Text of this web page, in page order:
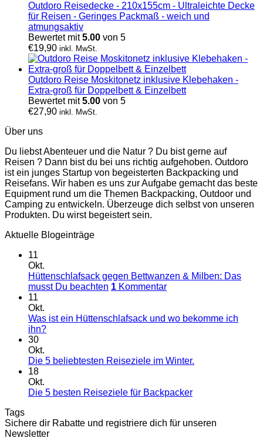
Outdoro Reisedecke - 210x155cm - Ultraleichte Decke
für Reisen - Geringes Packmaß - weich und
atmungsaktiv
Bewertet mit5.00 von 5
€19,90 inkl. MwSt.
Outdoro Reise Moskitonetz inklusive Klebehaken -
Extra-groß für Doppelbett & Einzelbett
Bewertet mit5.00 von 5
€27,90 inkl. MwSt.
Über uns
Du liebst Abenteuer und die Natur ? Du bist gerne auf
Reisen ? Dann bist du bei uns richtig aufgehoben. Outdoro
ist ein junges Startup von begeisterten Backpacking und
Reisefans. Wir haben es uns zur Aufgabe gemacht das beste
Equipment rund um die Themen Backpacking, Outdoor und
Camping zu entwickeln. Überzeuge dich selbst von unseren
Produkten. Du wirst begeistert sein.
Aktuelle Blogeinträge
11
Okt.
Hüttenschlafsack gegen Bettwanzen & Milben: Das
musst Du beachten 1 Kommentar
11
Okt.
Was ist ein Hüttenschlafsack und wo bekomme ich
ihn?
30
Okt.
Die 5 beliebtesten Reiseziele im Winter.
18
Okt.
Die 5 besten Reiseziele für Backpacker
Tags
Sichere dir Rabatte und registriere dich für unseren
Newsletter